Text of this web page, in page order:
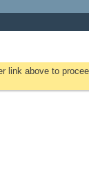
link above to